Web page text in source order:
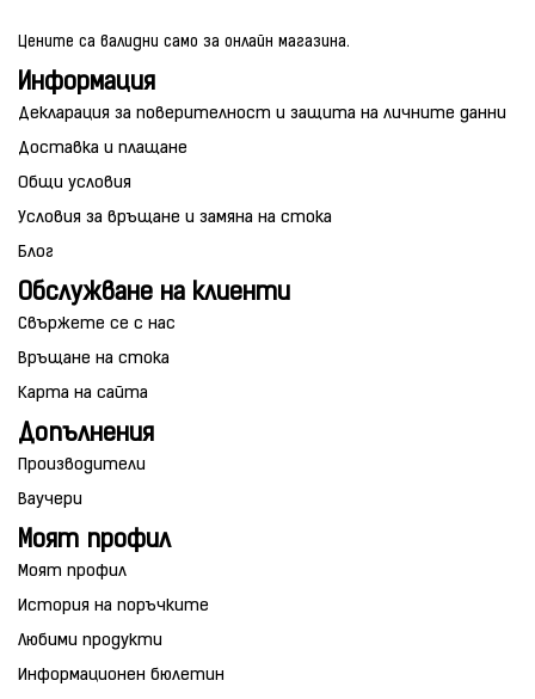
Цените са валидни само за онлайн магазина.
Информация
Декларация за поверителност и защита на личните данни
Доставка и плащане
Общи условия
Условия за връщане и замяна на стока
Блог
Обслужване на клиенти
Свържете се с нас
Връщане на стока
Карта на сайта
Допълнения
Производители
Ваучери
Моят профил
Моят профил
История на поръчките
Любими продукти
Информационен бюлетин